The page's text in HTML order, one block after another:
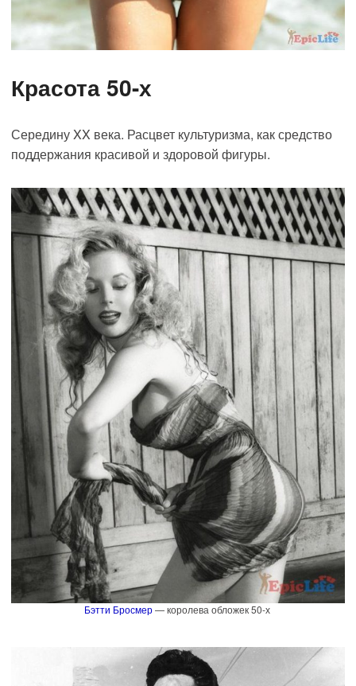
Красота 50-х
Середину XX века. Расцвет культуризма, как средство
поддержания красивой и здоровой фигуры.
Бэтти Бросмер— королева обложек 50-х